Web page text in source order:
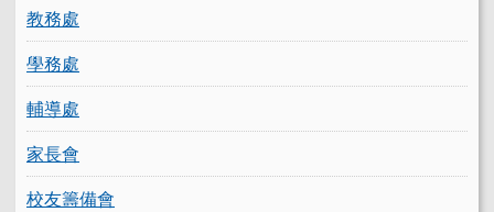
教務處
學務處
輔導處
家長會
校友籌備會